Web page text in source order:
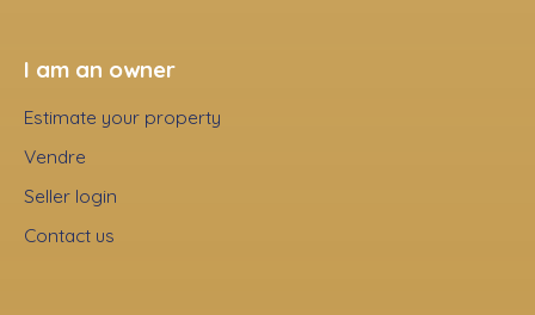
I am an owner
Estimate your property
Vendre
Seller login
Contact us